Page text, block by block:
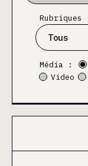
Rubriques
Média :
Video